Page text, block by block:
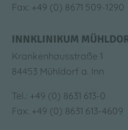
Fax: +49 (0) 8671 509-1290
INNKLINIKUM
Krankenhausstraße 1
84453 Mühldorf a. Inn
Tel.: +49 (0) 8631 613-0
Fax: +49 (0) 8631 613-4609